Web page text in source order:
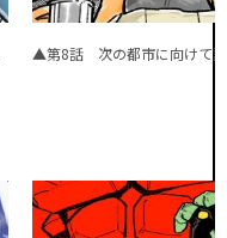
▲第8話 次の都市に向けて